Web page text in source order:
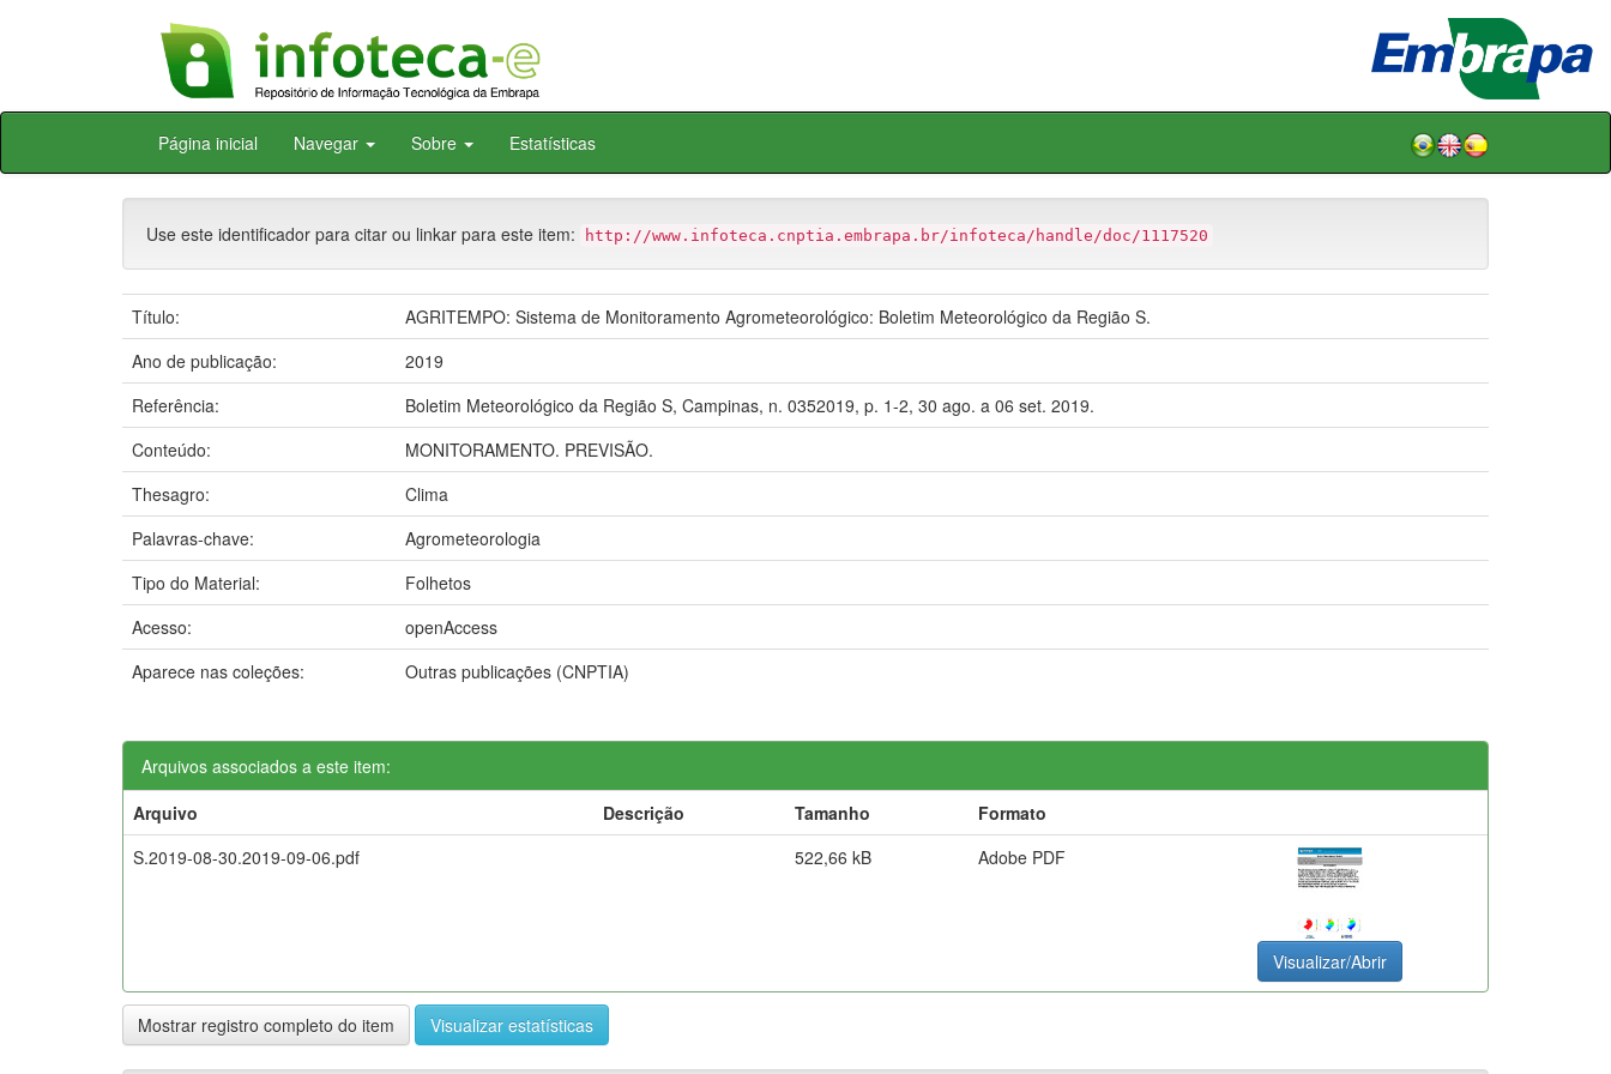
Skip
Página inicial Navegar Sobre Estatísticas
Use este identificador para citar ou linkar para este item: http://www.infoteca.cnptia.embrapa.br/infoteca/handle/doc/1117520
Título:
AGRITEMPO: Sistema de Monitoramento Agrometeorológico: Boletim Meteorológico da Região S.
Ano de publicação:
2019
Referência:
Boletim Meteorológico da Região S, Campinas, n. 0352019, p. 1-2, 30 ago. a 06 set. 2019.
Conteúdo:
MONITORAMENTO. PREVISÃO.
Thesagro:
Clima
Palavras-chave:
Agrometeorologia
Tipo do Material:
Folhetos
Acesso:
openAccess
Aparece nas coleções:
Outras publicações (CNPTIA)
Arquivos associados a este item:
Arquivo
Descrição Tamanho
Formato
S.2019-08-30.2019-09-06.pdf
522,66 kB Adobe PDF
Visualizar/Abrir
Mostrar registro completo do item Visualizar estatísticas